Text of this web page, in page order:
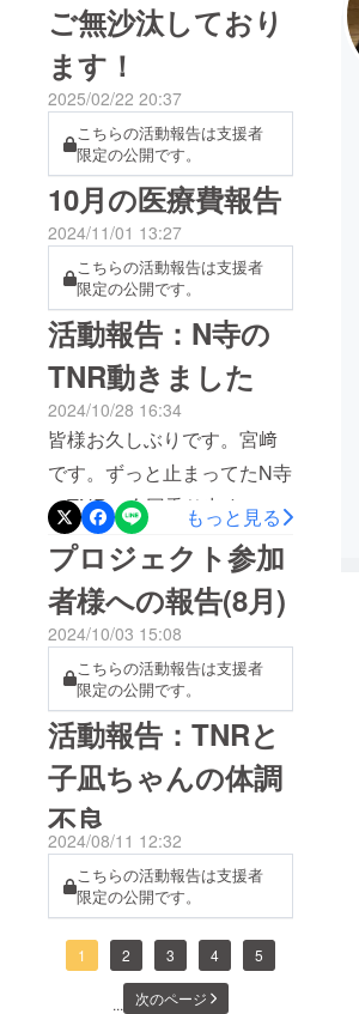
ご無沙汰しており
ます！
2025/02/22 20:37
こちらの活動報告は支援者
限定の公開です。
10月の医療費報告
2024/11/01 13:27
こちらの活動報告は支援者
限定の公開です。
活動報告：N寺の
TNR動きました
2024/10/28 16:34
皆様お久しぶりです。宮﨑
です。ずっと止まってたN寺
のTNRに今回乗り出すこと
が出来ました。春産まれた
子たちもすくすくと大きく
なってましたが、なんと2ヶ
月くらいの小さいのもお
り…今回、10頭手術できま
した。(N寺と新たな現場と
動きましたが、今回のプロ
ジェクトで関係あるのはN寺
なのでN寺の報告とします。
新たな現場はブログに載せ
てますので宜しければご確
認ください。)アメブロ：新
たな現場とN寺の続きN寺で
は今回、10頭がさくら猫に
もっと見る
プロジェクト参加
者様への報告(8月)
2024/10/03 15:08
こちらの活動報告は支援者
限定の公開です。
活動報告：TNRと
子凪ちゃんの体調
不良
2024/08/11 12:32
こちらの活動報告は支援者
限定の公開です。
1 2 3 4 5
... 次のページ